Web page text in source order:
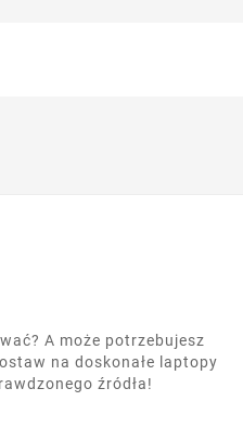
A może potrzebujesz
na doskonałe laptopy
źródła!